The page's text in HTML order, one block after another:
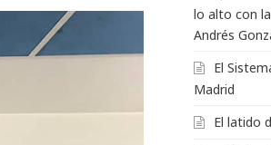
lo alto con
Andrés
El
Madrid
El latido